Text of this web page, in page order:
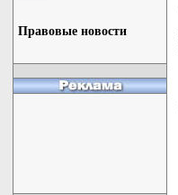
Правовые новости